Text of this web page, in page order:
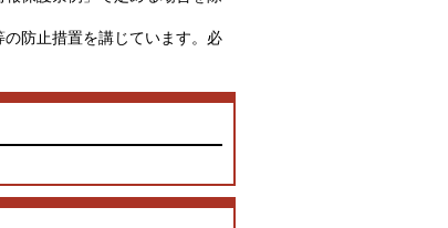
防止措置を講じています。必